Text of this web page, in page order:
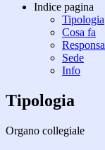
Indice pagina
Tipologia
Cosa fa
Sede
Info
Tipologia
Organo collegiale